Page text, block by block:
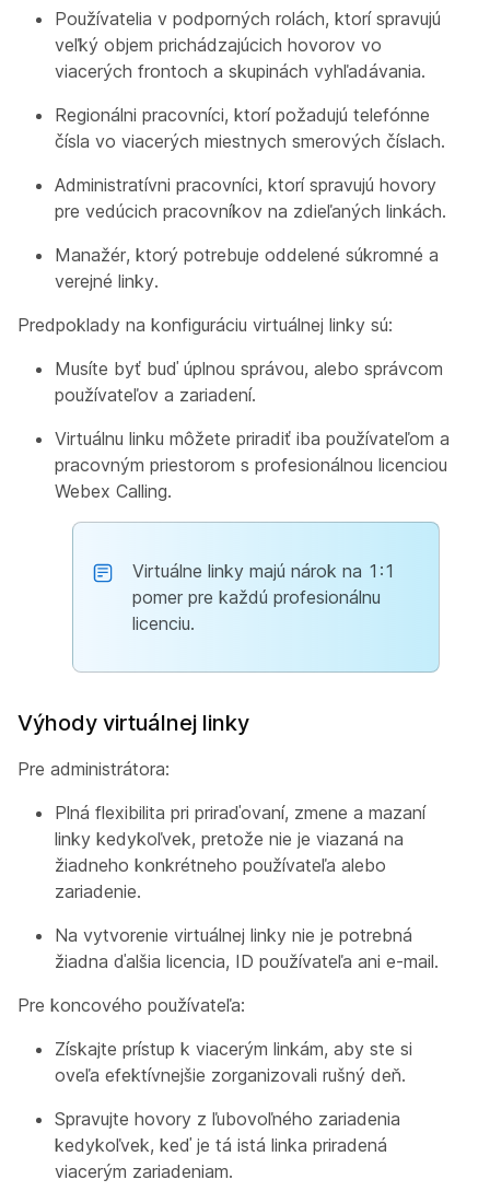
Používatelia v podporných rolách, ktorí spravujú
veľký objem prichádzajúcich hovorov vo
viacerých frontoch a skupinách vyhľadávania.
Regionálni pracovníci, ktorí požadujú telefónne
čísla vo viacerých miestnych smerových číslach.
Administratívni pracovníci, ktorí spravujú hovory
pre vedúcich pracovníkov na zdieľaných linkách.
Manažér, ktorý potrebuje oddelené súkromné a
verejné linky.
Predpoklady na konfiguráciu virtuálnej linky sú:
Musíte byť buď úplnou správou, alebo správcom
používateľov a zariadení.
Virtuálnu linku môžete priradiť iba používateľom a
pracovným priestorom s profesionálnou licenciou
Webex Calling.
Virtuálne linky majú nárok na 1:1
pomer pre každú profesionálnu
licenciu.
Výhody virtuálnej linky
Pre administrátora:
Plná flexibilita pri priraďovaní, zmene a mazaní
linky kedykoľvek, pretože nie je viazaná na
žiadneho konkrétneho používateľa alebo
zariadenie.
Na vytvorenie virtuálnej linky nie je potrebná
žiadna ďalšia licencia, ID používateľa ani e-mail.
Pre koncového používateľa:
Získajte prístup k viacerým linkám, aby ste si
oveľa efektívnejšie zorganizovali rušný deň.
Spravujte hovory z ľubovoľného zariadenia
kedykoľvek, keď je tá istá linka priradená
viacerým zariadeniam.